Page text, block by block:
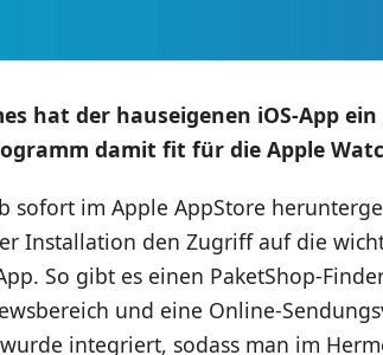
hat der hauseigenen iOS-App
damit fit für die Apple
sofort im Apple AppStore
Installation den Zugriff auf die
So gibt es einen PaketShop-
und eine Online-
wurde integriert, sodass man im